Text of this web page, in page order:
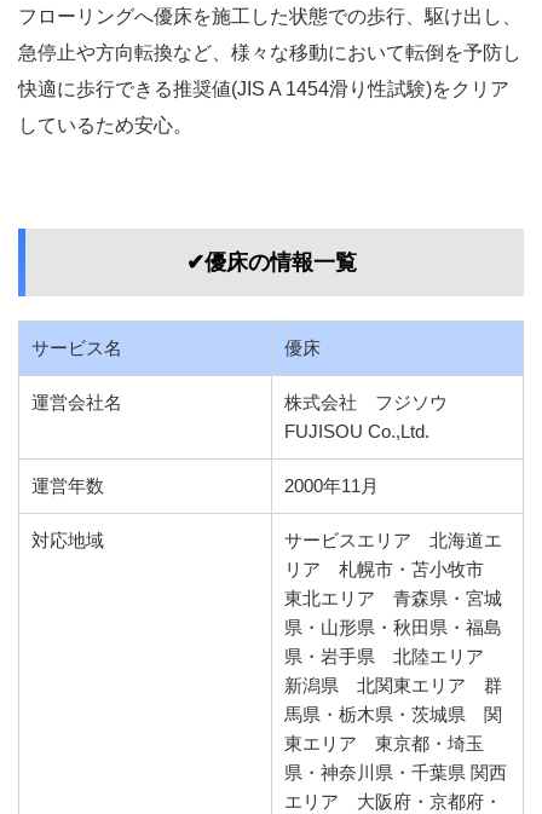
フローリングへ優床を施工した状態での歩行、駆け出し、
急停止や方向転換など、様々な移動において転倒を予防し
快適に歩行できる推奨値(JIS A 1454滑り性試験)をクリア
しているため安心。
✔︎優床の情報一覧
サービス名 優床
運営会社名
株式会社 フジソウ
FUJISOU Co.,Ltd.
運営年数 2000年11月
対応地域
サービスエリア 北海道エ
リア 札幌市・苫小牧市
東北エリア 青森県・宮城
県・山形県・秋田県・福島
県・岩手県 北陸エリア
新潟県 北関東エリア 群
馬県・栃木県・茨城県 関
東エリア 東京都・埼玉
県・神奈川県・千葉県 関西
エリア 大阪府・京都府・